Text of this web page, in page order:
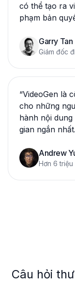
có thể tạo ra
phạm bản
Garry Tan
Giám đốc
“VideoGen là
cho những
hành nội
gian ngắn nhất.
Andrew
Hơn 6
Câu hỏi